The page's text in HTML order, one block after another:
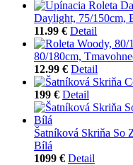
Daylight, 75/150cm,
11.99 € Detail
80/180cm,
12.99 € Detail
199 € Detail
Šatníková Skriňa So
Bílá
1099 € Detail